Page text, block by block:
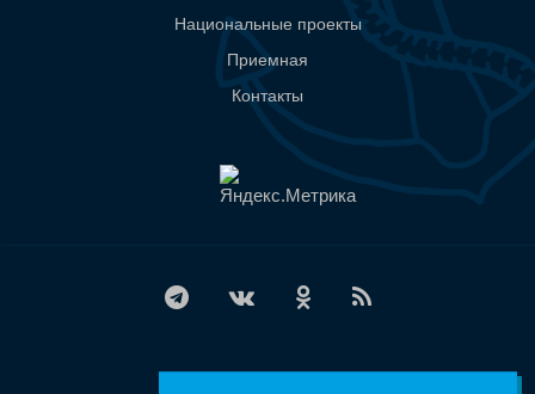
Национальные проекты
Приемная
Контакты